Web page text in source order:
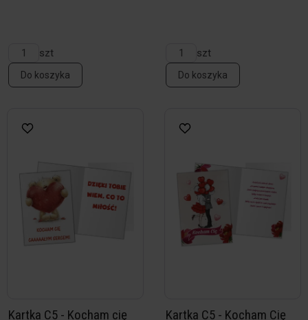
szt
Do koszyka
szt
Do koszyka
Kartka C5 - Kocham cię Kartka C5 - Kocham Cię